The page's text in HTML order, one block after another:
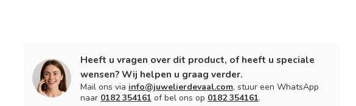
Heeft u vragen over dit product, of heeft u speciale
wensen? Wij helpen u graag verder.
Mail ons via info@juwelierdevaal.com, stuur een WhatsApp
naar 0182 354161 of bel ons op 0182 354161.